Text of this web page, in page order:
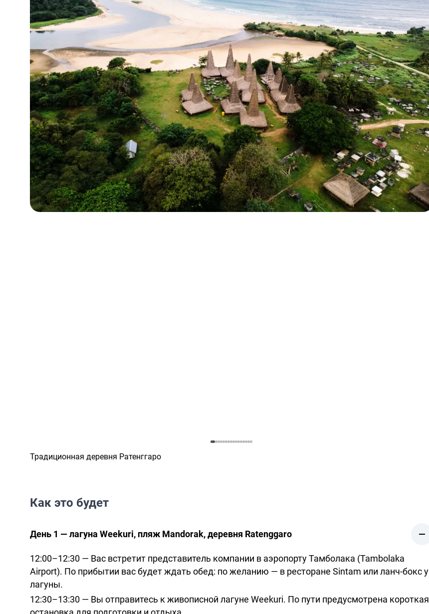
Традиционная деревня Ратенггаро
Как это будет
День 1 — лагуна Weekuri, пляж Mandorak, деревня Ratenggaro
12:00–12:30 — Вас встретит представитель компании в аэропорту Тамболака (Tambolaka
Airport). По прибытии вас будет ждать обед: по желанию — в ресторане Sintam или ланч-бокс у
лагуны.
12:30–13:30 — Вы отправитесь к живописной лагуне Weekuri. По пути предусмотрена короткая